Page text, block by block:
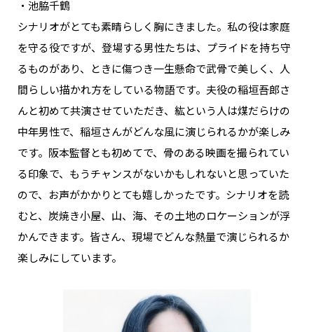
・池脇千鶴
シナリオがとても素晴らしく胸にきました。私の役は家庭
を守る役ですが、登場する男性たちは、プライドを持ち守
るものがあり、ときに傷つき一生懸命で武骨で美しく、人
間らしい描かれ方をしている物語です。夫役の稲垣吾郎さ
んと初めて共演させていただき、紘という人は煤だらけの
中年男性で、稲垣さんがどんな風に演じられるかが楽しみ
です。阪本監督とも初めてで、骨のある映画を撮られてい
る印象で、もうチャンスがないかもしれないと思っていた
ので、お声がかかりとても嬉しかったです。シナリオを読
むと、炭焼き小屋、山、海、その土地のロケーションが浮
かんできます。皆さん、現場でどんな熱量で演じられるか
楽しみにしています。